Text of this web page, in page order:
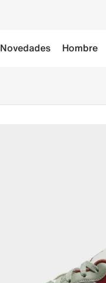
Novedades Hombre